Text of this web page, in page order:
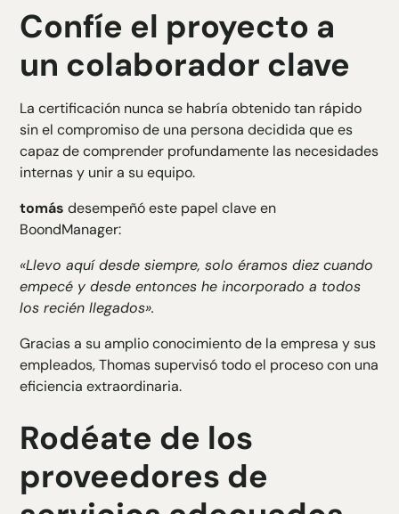
Confíe el proyecto a
un colaborador clave
La certificación nunca se habría obtenido tan rápido
sin el compromiso de una persona decidida que es
capaz de comprender profundamente las necesidades
internas y unir a su equipo.
tomás desempeñó este papel clave en
BoondManager:
«Llevo aquí desde siempre, solo éramos diez cuando
empecé y desde entonces he incorporado a todos
los recién llegados».
Gracias a su amplio conocimiento de la empresa y sus
empleados, Thomas supervisó todo el proceso con una
eficiencia extraordinaria.
Rodéate de los
proveedores de